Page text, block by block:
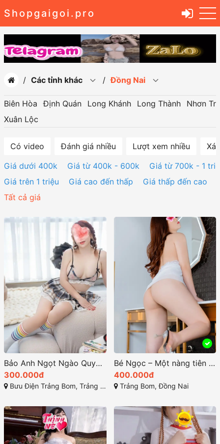
Shopgaigoi.pro
Các tỉnh khác Đồng Nai
Biên Hòa Định Quán Long Khánh Long Thành
Nhơn
Xuân Lộc
Có video Đánh giá nhiều Lượt xem nhiều
Giá dưới 400k
Giá từ 400k - 600k
Giá từ 700k - 1
Giá trên 1 triệu
Giá cao đến thấp
Giá thấp đến cao
Tất cả giá
Bảo Anh Ngọt Ngào Quyến Rũ
300.000đ
Bưu Điện Trảng Bom, Trảng Bom, Đồng Nai
Bé Ngọc – Một nàng tiên xinh đẹp và dễ thương
400.000đ
Trảng Bom, Đồng Nai